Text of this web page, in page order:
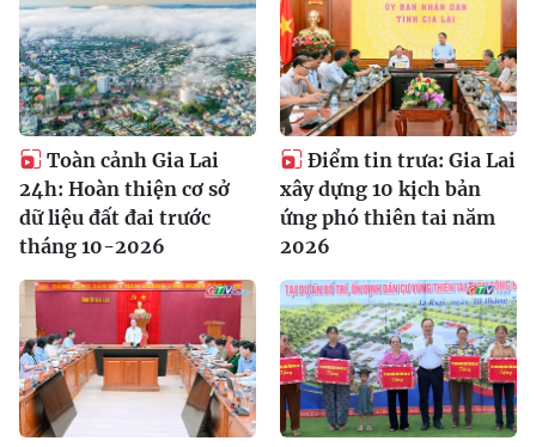
Toàn cảnh Gia Lai
24h: Hoàn thiện cơ sở
dữ liệu đất đai trước
tháng 10-2026
Điểm tin trưa: Gia Lai
xây dựng 10 kịch bản
ứng phó thiên tai năm
2026